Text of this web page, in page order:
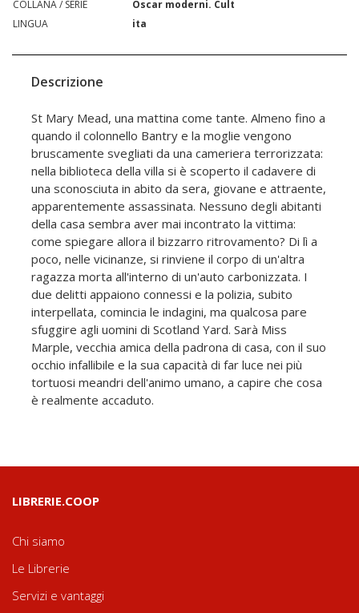
COLLANA / SERIE
Oscar moderni. Cult
LINGUA
ita
Descrizione
St Mary Mead, una mattina come tante. Almeno fino a
quando il colonnello Bantry e la moglie vengono
bruscamente svegliati da una cameriera terrorizzata:
nella biblioteca della villa si è scoperto il cadavere di
una sconosciuta in abito da sera, giovane e attraente,
apparentemente assassinata. Nessuno degli abitanti
della casa sembra aver mai incontrato la vittima:
come spiegare allora il bizzarro ritrovamento? Di lì a
poco, nelle vicinanze, si rinviene il corpo di un'altra
ragazza morta all'interno di un'auto carbonizzata. I
due delitti appaiono connessi e la polizia, subito
interpellata, comincia le indagini, ma qualcosa pare
sfuggire agli uomini di Scotland Yard. Sarà Miss
Marple, vecchia amica della padrona di casa, con il suo
occhio infallibile e la sua capacità di far luce nei più
tortuosi meandri dell'animo umano, a capire che cosa
è realmente accaduto.
LIBRERIE.COOP
Chi siamo
Le Librerie
Servizi e vantaggi